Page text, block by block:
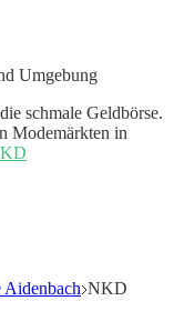
Umgebung
schmale Geldbörse.
Modemärkten in
Aidenbach NKD